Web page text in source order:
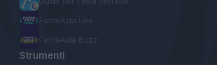
FantaAsta Live
FantaAsta Buzz
Strumenti